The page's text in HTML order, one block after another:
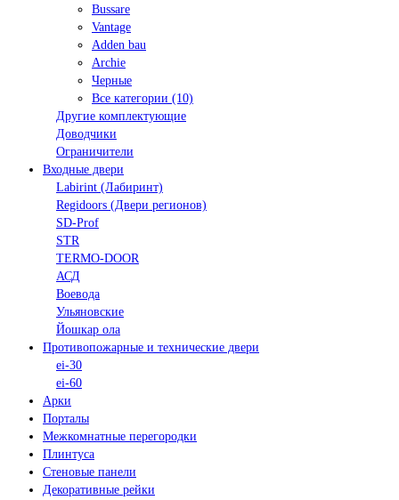
Bussare
Vantage
Adden bau
Archie
Черные
Все категории (10)
Другие комплектующие
Доводчики
Ограничители
Входные двери
Labirint (Лабиринт)
Regidoors (Двери регионов)
SD-Prof
STR
TERMO-DOOR
АСД
Воевода
Ульяновские
Йошкар ола
Противопожарные и технические двери
ei-30
ei-60
Арки
Порталы
Межкомнатные перегородки
Плинтуса
Стеновые панели
Декоративные рейки